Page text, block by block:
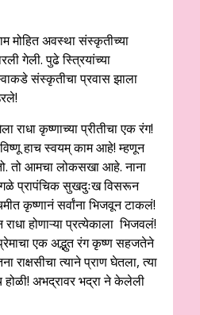
मोहित अवस्था संस्कृतीच्या
गेली. पुढे स्त्रियांच्या
संस्कृतीचा प्रवास झाला
राधा कृष्णाच्या प्रीतीचा एक रंग!
हाच स्वयम् काम आहे! म्हणून
तो आमचा लोकसखा आहे. नाना
प्रापंचिक सुखदुःख विसरून
कृष्णानं सर्वांना भिजवून टाकलं!
होणाऱ्या प्रत्येकाला भिजवलं!
एक अद्भुत रंग कृष्ण सहजतेने
राक्षसीचा त्याने प्राण घेतला, त्या
अभद्रावर भद्रा ने केलेली